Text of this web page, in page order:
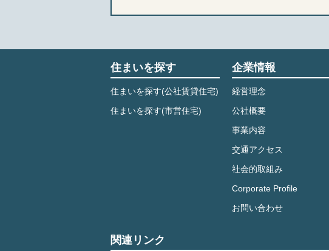
住まいを探す
住まいを探す(公社賃貸住宅)
住まいを探す(市営住宅)
企業情報
経営理念
公社概要
事業内容
交通アクセス
社会的取組み
Corporate Profile
お問い合わせ
関連リンク